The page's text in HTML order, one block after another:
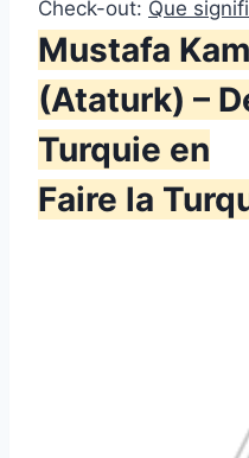
Check-out: Que
Mustafa
(Ataturk) –
Turquie en
Faire la